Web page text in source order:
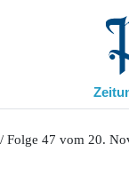
/ Folge 47 vom 20.